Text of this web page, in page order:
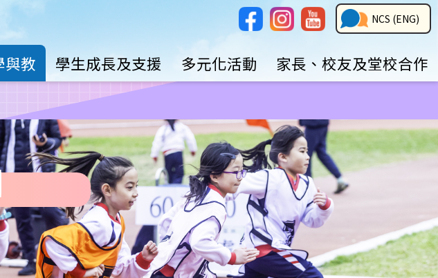
Social
Media
NCS
Button
NCS (ENG)
與教 學生成長及支援 多元化活動 家長、校友及堂校合作